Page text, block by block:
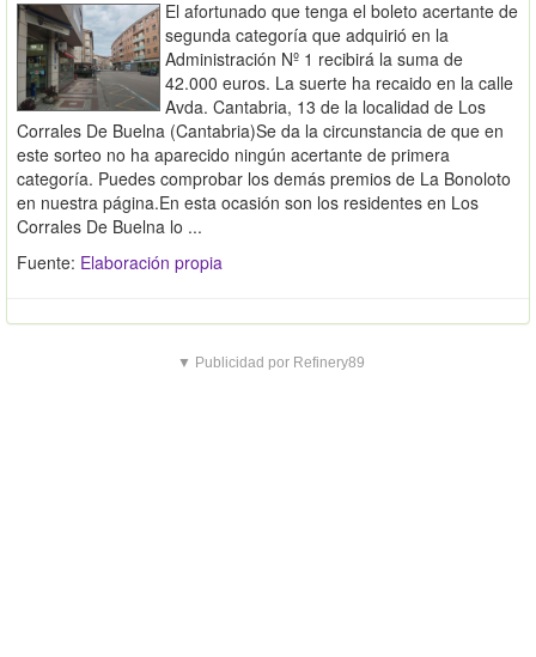
El afortunado que tenga el boleto acertante de
segunda categoría que adquirió en la
Administración Nº 1 recibirá la suma de
42.000 euros. La suerte ha recaido en la calle
Avda. Cantabria, 13 de la localidad de Los
Corrales De Buelna (Cantabria)Se da la circunstancia de que en
este sorteo no ha aparecido ningún acertante de primera
categoría. Puedes comprobar los demás premios de La Bonoloto
en nuestra página.En esta ocasión son los residentes en Los
Corrales De Buelna lo ...
Fuente: Elaboración propia
▼ Publicidad por Refinery89